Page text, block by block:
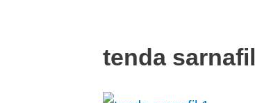
tenda sarnafil